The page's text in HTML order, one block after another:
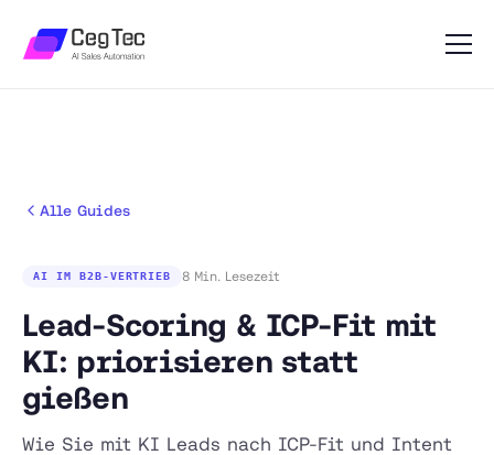
Alle Guides
AI IM B2B-VERTRIEB 8 Min. Lesezeit
Lead-Scoring & ICP-Fit mit
KI: priorisieren statt
gießen
Wie Sie mit KI Leads nach ICP-Fit und Intent